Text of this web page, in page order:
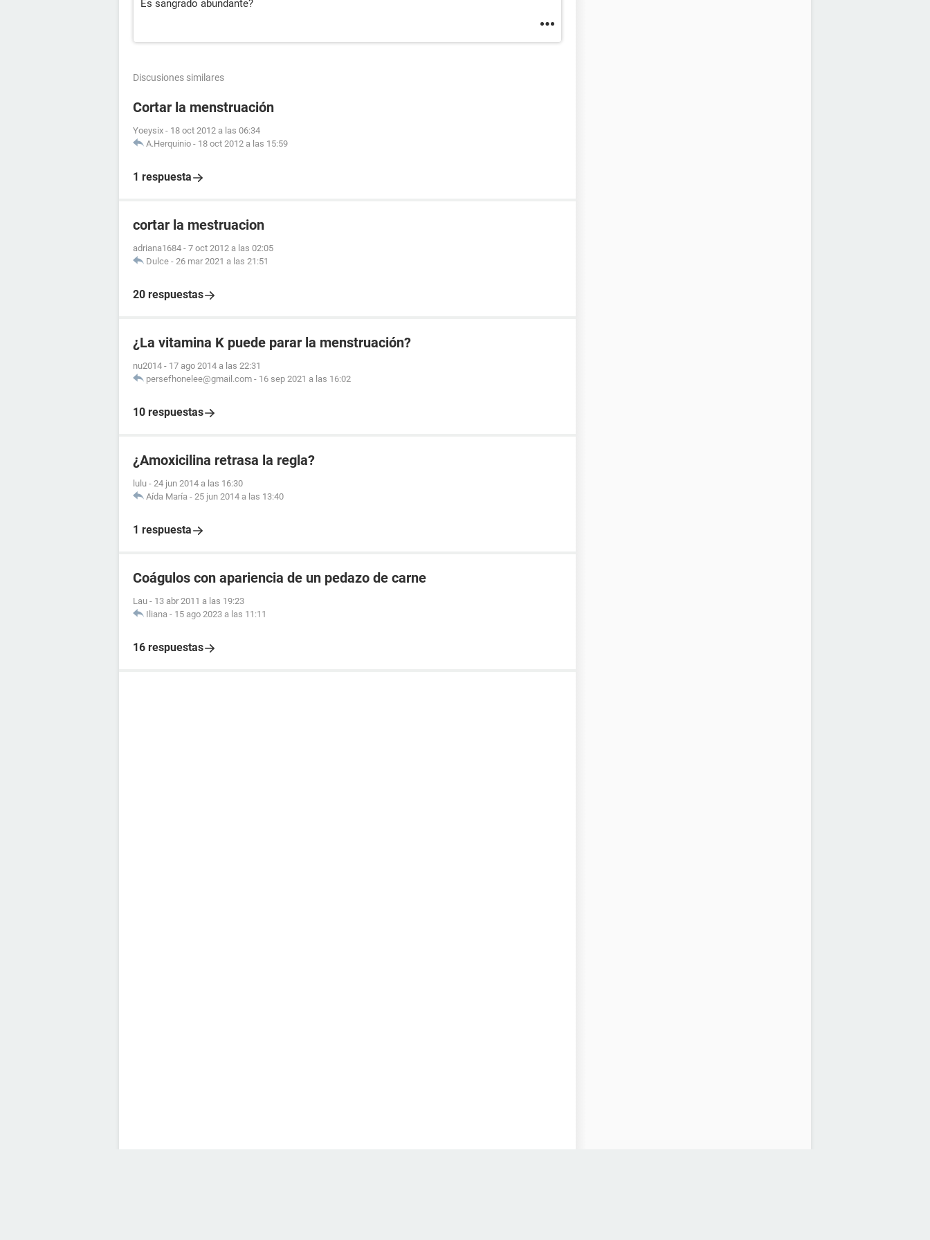
Es sangrado abundante?
Discusiones similares
Cortar la menstruación
Yoeysix - 18 oct 2012 a las 06:34
A.Herquinio - 18 oct 2012 a las 15:59
1 respuesta
cortar la mestruacion
adriana1684 - 7 oct 2012 a las 02:05
Dulce - 26 mar 2021 a las 21:51
20 respuestas
¿La vitamina K puede parar la menstruación?
nu2014 - 17 ago 2014 a las 22:31
persefhonelee@gmail.com - 16 sep 2021 a las 16:02
10 respuestas
¿Amoxicilina retrasa la regla?
lulu - 24 jun 2014 a las 16:30
Aída María - 25 jun 2014 a las 13:40
1 respuesta
Coágulos con apariencia de un pedazo de carne
Lau - 13 abr 2011 a las 19:23
Iliana - 15 ago 2023 a las 11:11
16 respuestas